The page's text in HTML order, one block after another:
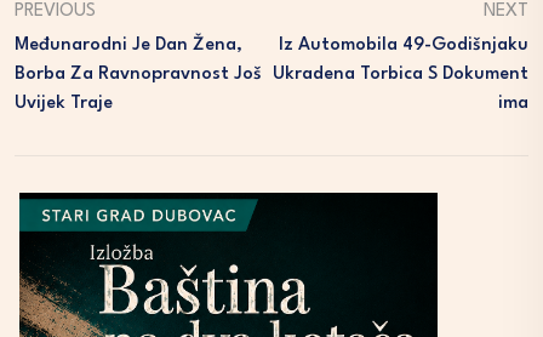
PREVIOUS
Međunarodni Je Dan Žena,
Borba Za Ravnopravnost Još
Uvijek Traje
NEXT
Iz Automobila 49-Godišnjaku
Ukradena Torbica S Dokument
Ima